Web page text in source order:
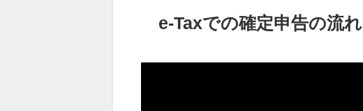
e-Taxでの確定申告の流れ